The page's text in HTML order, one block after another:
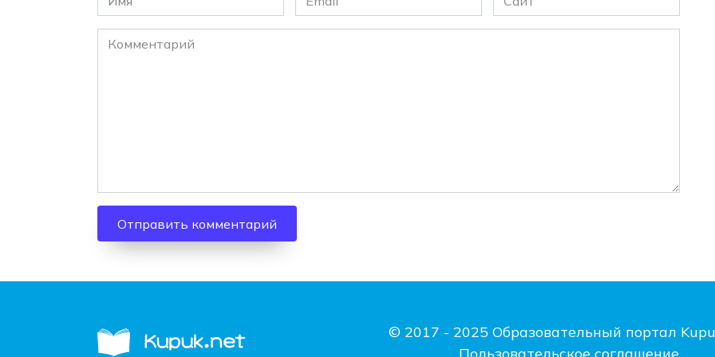
*
*
Комментарий
© 2017 - 2025 Образовательный портал